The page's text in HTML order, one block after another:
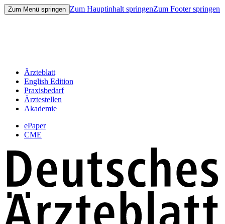
Zum Menü springen Zum Hauptinhalt springenZum Footer springen
Ärzteblatt
English Edition
Praxisbedarf
Ärztestellen
Akademie
ePaper
CME